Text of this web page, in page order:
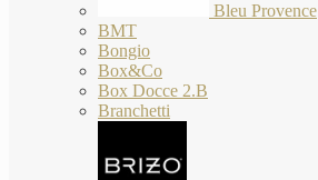
Bleu Provence
BMT
Bongio
Box&Co
Box Docce 2.B
Branchetti